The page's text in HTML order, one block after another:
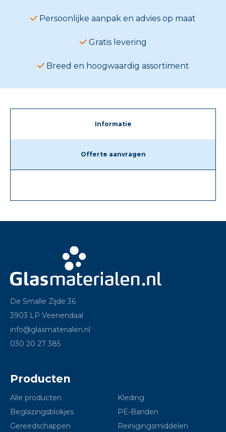
Persoonlijke aanpak en advies op maat
Gratis levering
Breed en hoogwaardig assortiment
Informatie
Offerte aanvragen
De Smalle Zijde 36
3903 LP Veenendaal
info@glasmaterialen.nl
030 20 27 385
Producten
Alle producten
Beglazingsblokjes
Gereedschappen
Kleding
PE-Banden
Reinigingsmiddelen